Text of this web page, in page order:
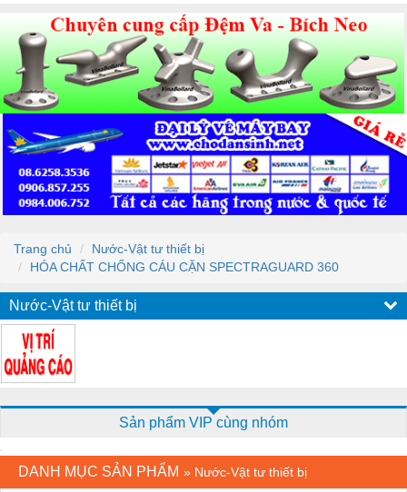
Trang chủ
Nước-Vật tư thiết bị
HÓA CHẤT CHỐNG CÁU CẶN SPECTRAGUARD 360
Nước-Vật tư thiết bị
Sản phẩm VIP cùng nhóm
DANH MỤC SẢN PHẨM » Nước-Vật tư thiết bị